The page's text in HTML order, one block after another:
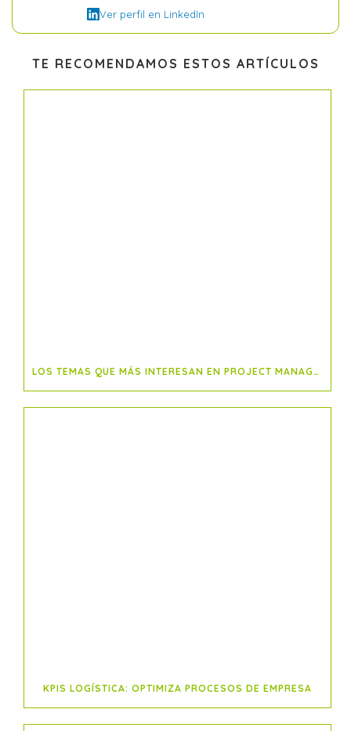
Ver perfil en LinkedIn
TE RECOMENDAMOS ESTOS ARTÍCULOS
LOS TEMAS QUE MÁS INTERESAN EN PROJECT MANAGEMENT
KPIS LOGÍSTICA: OPTIMIZA PROCESOS DE EMPRESA